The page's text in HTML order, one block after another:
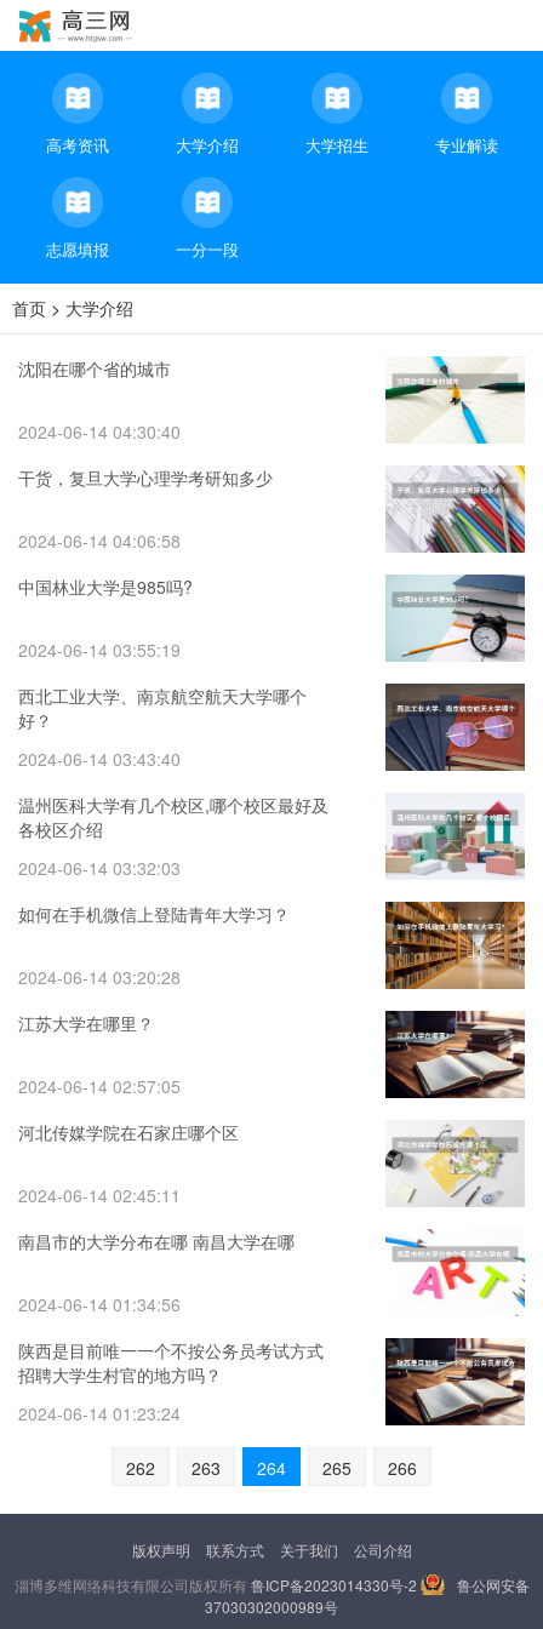
高考资讯 大学介绍 大学招生 专业解读
志愿填报 一分一段
首页 > 大学介绍
沈阳在哪个省的城市
2024-06-14 04:30:40
干货，复旦大学心理学考研知多少
2024-06-14 04:06:58
中国林业大学是985吗?
2024-06-14 03:55:19
西北工业大学、南京航空航天大学哪个
好？
2024-06-14 03:43:40
温州医科大学有几个校区,哪个校区最好及
各校区介绍
2024-06-14 03:32:03
如何在手机微信上登陆青年大学习？
2024-06-14 03:20:28
江苏大学在哪里？
2024-06-14 02:57:05
河北传媒学院在石家庄哪个区
2024-06-14 02:45:11
南昌市的大学分布在哪 南昌大学在哪
2024-06-14 01:34:56
陕西是目前唯一一个不按公务员考试方式
招聘大学生村官的地方吗？
2024-06-14 01:23:24
262 263 264 265 266
版权声明 联系方式 关于我们
公司介绍
淄博多维网络科技有限公司版权所有鲁ICP备2023014330号-2
鲁公网安备
37030302000989号